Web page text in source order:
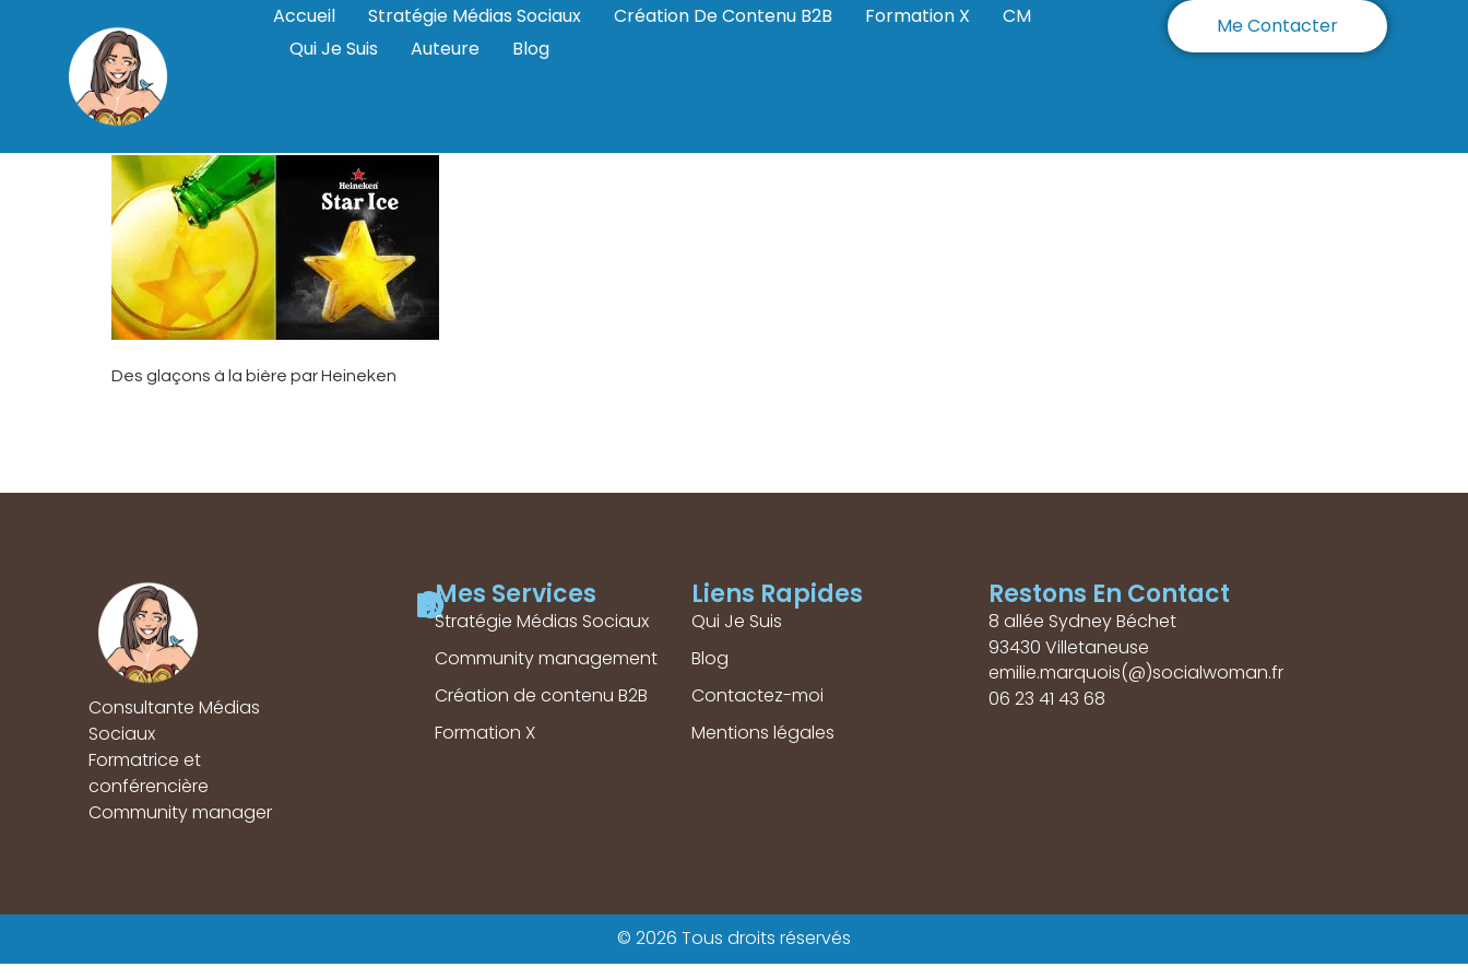
Accueil Stratégie Médias Sociaux Création De Contenu B2B Formation X
CM
Qui Je Suis
Auteure Blog
Me Contacter
heineken-glacons-biere
Des glaçons à la bière par Heineken
Consultante Médias
Sociaux
Formatrice et
conférencière
Community manager
Mes Services
Stratégie Médias Sociaux
Community management
Création de contenu B2B
Formation X
Liens Rapides
Qui Je Suis
Blog
Contactez-moi
Mentions légales
Restons En Contact
8 allée Sydney Béchet
93430 Villetaneuse
emilie.marquois(@)socialwoman.fr
06 23 41 43 68
© 2026 Tous droits réservés